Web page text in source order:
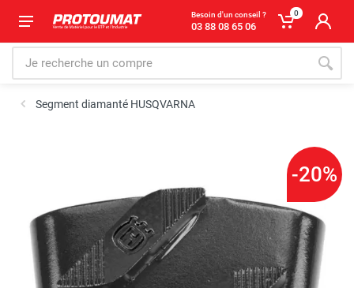
Besoin d'un conseil ?
03 88 08 65 06
0
Segment diamanté HUSQVARNA
-20%